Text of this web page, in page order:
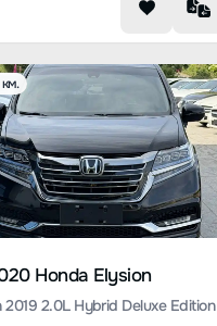
Honda Elysion
2019 2.0L Hybrid Deluxe Edition